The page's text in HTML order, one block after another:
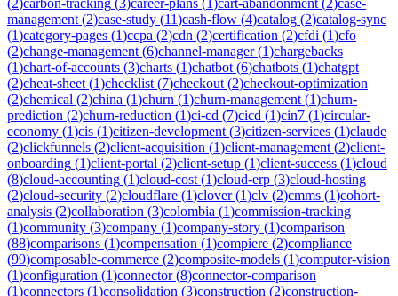
management (2)case-study (11)cash-flow (4)catalog (2)catalog-sync
(1)category-pages (1)ccpa (2)cdn (2)certification (2)cfdi (1)cfo
(2)change-management (6)channel-manager(1)chargebacks
(1)chart-of-accounts (3)charts (1)chatbot (6)chatbots (1)chatgpt
(2)cheat-sheet (1)checklist (7)checkout (2)checkout-optimization
(2)chemical (2)china (1)churn (1)churn-management (1)churn-
prediction (2)churn-reduction (1)ci-cd (7)cicd (1)cin7 (1)circular-
economy (1)cis (1)citizen-development (3)citizen-services (1)claude
(2)clickfunnels (2)client-acquisition (1)client-management (2)client-
onboarding (1)client-portal (2)client-setup (1)client-success (1)cloud
(8)cloud-accounting (1)cloud-cost (1)cloud-erp (3)cloud-hosting
(2)cloud-security (2)cloudflare (1)clover(1)clv (2)cmms (1)cohort-
analysis (2)collaboration (3)colombia (1)commission-tracking
(1)community (3)company (1)company-story (1)comparison
(88)comparisons (1)compensation (1)compiere (2)compliance
(99)composable-commerce (2)composite-models (1)computer-vision
(1)configuration (1)connector(8)connector-comparison
(1)connectors (1)consolidation (3)construction (2)construction-